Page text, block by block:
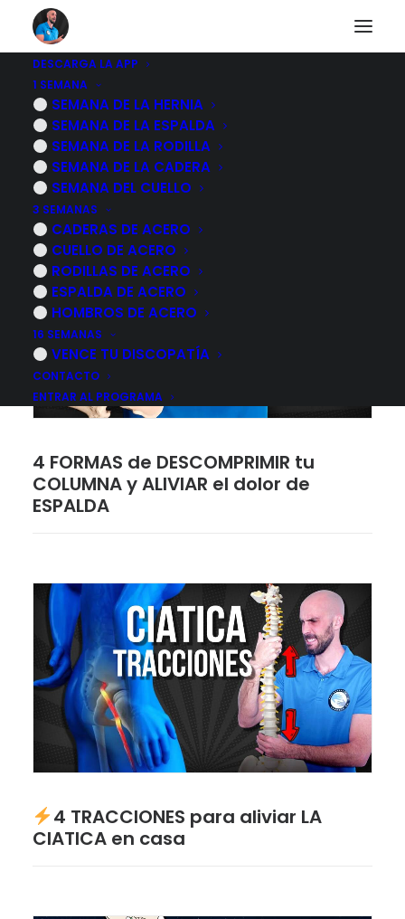
DESCARGA LA APP
1 SEMANA
SEMANA DE LA HERNIA
SEMANA DE LA ESPALDA
SEMANA DE LA RODILLA
SEMANA DE LA CADERA
SEMANA DEL CUELLO
3 SEMANAS
CADERAS DE ACERO
CUELLO DE ACERO
RODILLAS DE ACERO
ESPALDA DE ACERO
HOMBROS DE ACERO
16 SEMANAS
VENCE TU DISCOPATÍA
CONTACTO
ENTRAR AL PROGRAMA
Tracciones lumbares
VOLVER AL CUERPO HUMANO
4 FORMAS de DESCOMPRIMIR tu
COLUMNA y ALIVIAR el dolor de
ESPALDA
4 TRACCIONES para aliviar LA
CIATICA en casa